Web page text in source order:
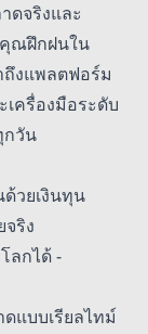
ดจริงและ
ณฝึกฝนใน
งแพลตฟอร์ม
ครื่องมือระดับ
กวัน
วยเงินทุน
ริง
ลกได้ -
แบบเรียลไทม์